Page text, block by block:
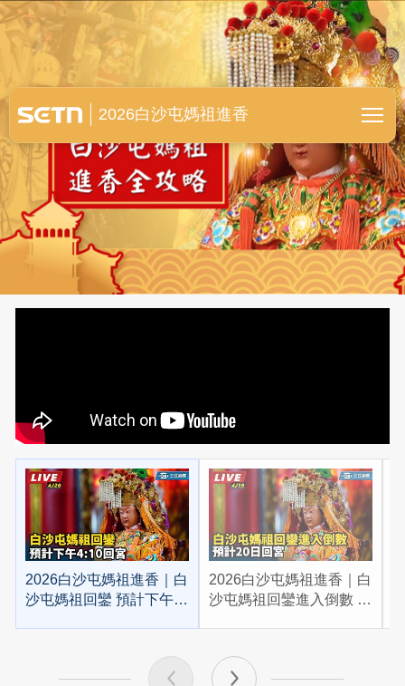
白沙屯媽祖進香全紀錄
2026白沙屯媽祖進香
2026白沙屯媽祖進香｜白
沙屯媽祖回鑾 預計下午
2026白沙屯媽祖進香｜白
沙屯媽祖回鑾進入倒數 預